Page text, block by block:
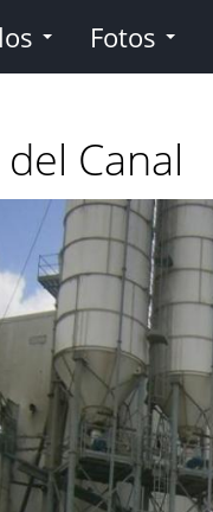
Fotos
Canal